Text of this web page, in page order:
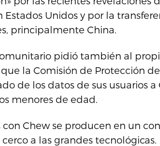
Estados Unidos y por la
principalmente China.
pidió también al
la Comisión de Protección
de los datos de sus usuarios
menores de edad.
con Chew se producen en un
a las grandes tecnológicas.